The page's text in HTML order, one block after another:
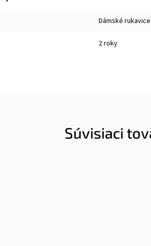
Dámské rukavice
2 roky
Súvisiaci